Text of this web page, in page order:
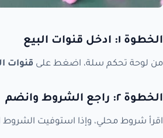
الخطوة ١: ادخل قنوات البيع
من لوحة تحكم سلة، اضغط على قنوات
الخطوة ٢: راجع الشروط وانضم
اقرأ شروط محلي، وإذا استوفيت